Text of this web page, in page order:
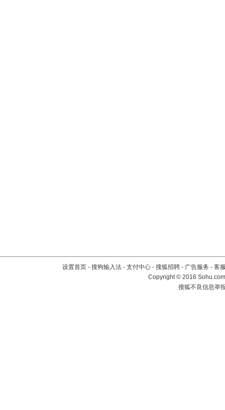
设置首页 - 搜狗输入法 - 支付中心 - 搜狐招聘 - 广告服务 - 客
Copyright©2016
搜狐不良信息举